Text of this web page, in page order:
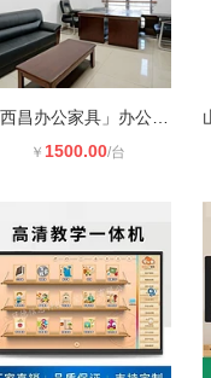
￥ 1500.00/台